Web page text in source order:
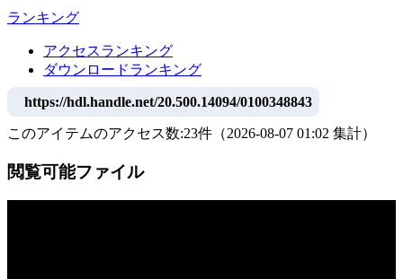
ランキング
アクセスランキング
ダウンロードランキング
https://hdl.handle.net/20.500.14094/0100348843
このアイテムのアクセス数:23件 （2026-08-07 01:02 集計）
閲覧可能ファイル